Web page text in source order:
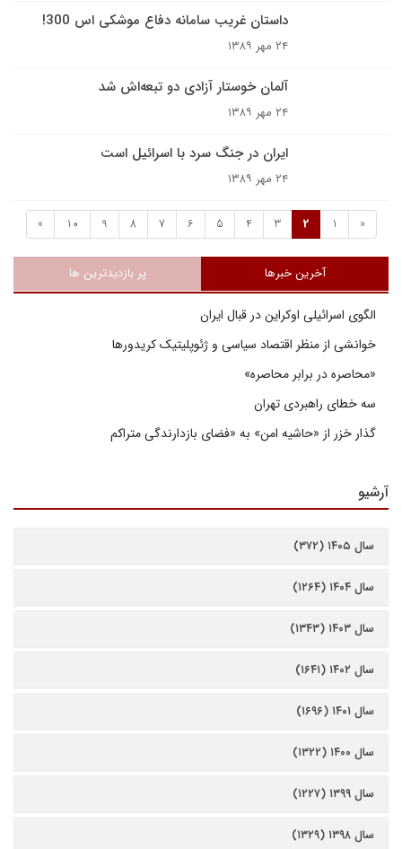
داستان غریب سامانه دفاع موشکی اس 300!
۲۴ مهر ۱۳۸۹
آلمان خوستار آزادی دو تبعه‌اش شد
۲۴ مهر ۱۳۸۹
ايران در جنگ سرد با اسرائيل است
۲۴ مهر ۱۳۸۹
«
1
2
3
4
5
6
7
8
9
10
»
آخرین خبرها پر بازدیدترین ها
الگوی اسرائیلی اوکراین در قبال ایران
خوانشی از منظر اقتصاد سیاسی و ژئوپلیتیک کریدورها
«محاصره در برابر محاصره»
سه خطای راهبردی تهران
گذار خزر از «حاشیه امن» به «فضای بازدارندگی متراکم
آرشیو
سال ۱۴۰۵ (۳۷۲)
سال ۱۴۰۴ (۱۲۶۴)
سال ۱۴۰۳ (۱۳۴۳)
سال ۱۴۰۲ (۱۶۴۱)
سال ۱۴۰۱ (۱۶۹۶)
سال ۱۴۰۰ (۱۳۲۲)
سال ۱۳۹۹ (۱۲۲۷)
سال ۱۳۹۸ (۱۳۲۹)